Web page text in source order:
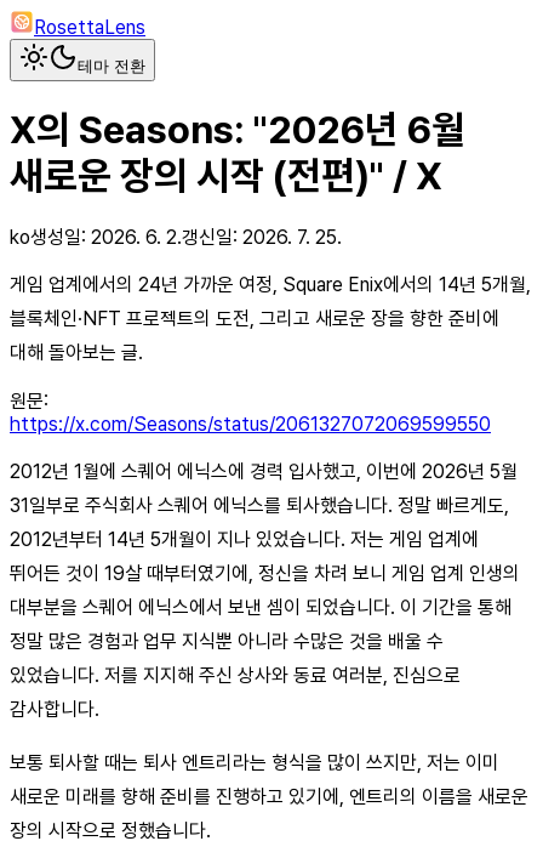
RosettaLens
테마 전환
X의 Seasons: "2026년 6월
새로운 장의 시작 (전편)" / X
ko생성일: 2026. 6. 2.갱신일: 2026. 7. 25.
게임 업계에서의 24년 가까운 여정, Square Enix에서의 14년 5개월,
블록체인·NFT 프로젝트의 도전, 그리고 새로운 장을 향한 준비에
대해 돌아보는 글.
원문:
https://x.com/Seasons/status/2061327072069599550
2012년 1월에 스퀘어 에닉스에 경력 입사했고, 이번에 2026년 5월
31일부로 주식회사 스퀘어 에닉스를 퇴사했습니다. 정말 빠르게도,
2012년부터 14년 5개월이 지나 있었습니다. 저는 게임 업계에
뛰어든 것이 19살 때부터였기에, 정신을 차려 보니 게임 업계 인생의
대부분을 스퀘어 에닉스에서 보낸 셈이 되었습니다. 이 기간을 통해
정말 많은 경험과 업무 지식뿐 아니라 수많은 것을 배울 수
있었습니다. 저를 지지해 주신 상사와 동료 여러분, 진심으로
감사합니다.
보통 퇴사할 때는 퇴사 엔트리라는 형식을 많이 쓰지만, 저는 이미
새로운 미래를 향해 준비를 진행하고 있기에, 엔트리의 이름을 새로운
장의 시작으로 정했습니다.